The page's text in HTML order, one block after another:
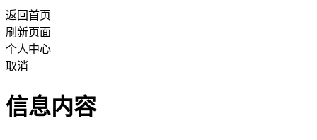
返回首页
刷新页面
个人中心
取消
信息内容